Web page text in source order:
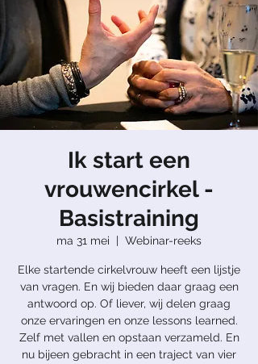
Ik start een
vrouwencirkel -
Basistraining
ma 31 mei
  |
Webinar-reeks
Elke startende cirkelvrouw heeft een lijstje
van vragen. En wij bieden daar graag een
antwoord op. Of liever, wij delen graag
onze ervaringen en onze lessons learned.
Zelf met vallen en opstaan verzameld. En
nu bijeen gebracht in een traject van vier